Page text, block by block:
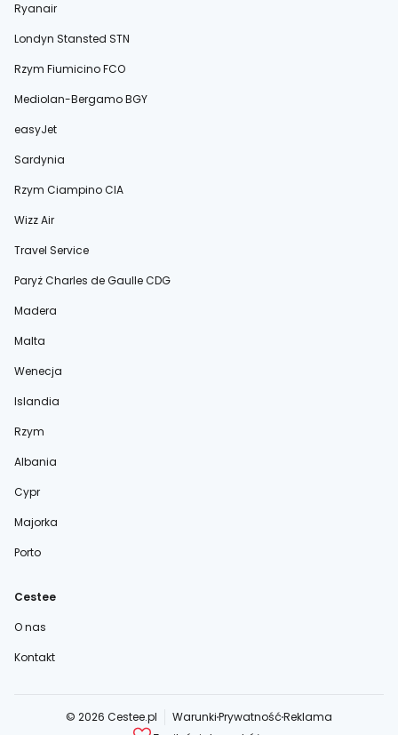
Ryanair
Londyn Stansted STN
Rzym Fiumicino FCO
Mediolan-Bergamo BGY
easyJet
Sardynia
Rzym Ciampino CIA
Wizz Air
Travel Service
Paryż Charles de Gaulle CDG
Madera
Malta
Wenecja
Islandia
Rzym
Albania
Cypr
Majorka
Porto
Cestee
O nas
Kontakt
© 2026 Cestee.pl WarunkiPrywatnośćReklama